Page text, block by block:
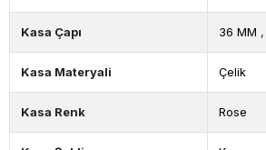
Kasa Çapı 36 MM ,
Kasa Materyali Çelik
Kasa Renk Rose